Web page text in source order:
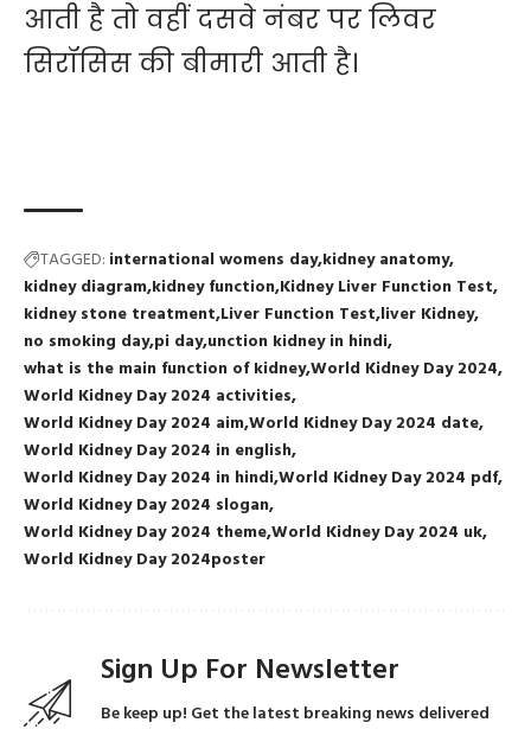
आती है तो वहीं दसवे नंबर पर लिवर
सिरॉसिस की बीमारी आती है।
TAGGED: international womens day kidney anatomy
kidney diagram kidney function Kidney Liver Function Test
kidney stone treatment Liver Function Test liver Kidney
no smoking day pi day unction kidney in hindi
what is the main function of kidneyWorld Kidney Day 2024
World Kidney Day 2024 activities
World Kidney Day 2024 aimWorld Kidney Day 2024 date
World Kidney Day 2024 in english
World Kidney Day 2024 in hindiWorld Kidney Day 2024 pdf
World Kidney Day 2024 slogan
World Kidney Day 2024 themeWorld Kidney Day 2024 uk
World Kidney Day 2024poster
Sign Up For Newsletter
Be keep up! Get the latest breaking news delivered